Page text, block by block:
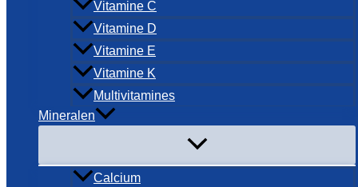
Vitamine C
Vitamine D
Vitamine E
Vitamine K
Multivitamines
Mineralen
Calcium